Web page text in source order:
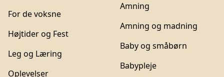
For de voksne
Højtider og Fest
Leg og Læring
Oplevelser
Amning
Amning og madning
Baby og småbørn
Babypleje